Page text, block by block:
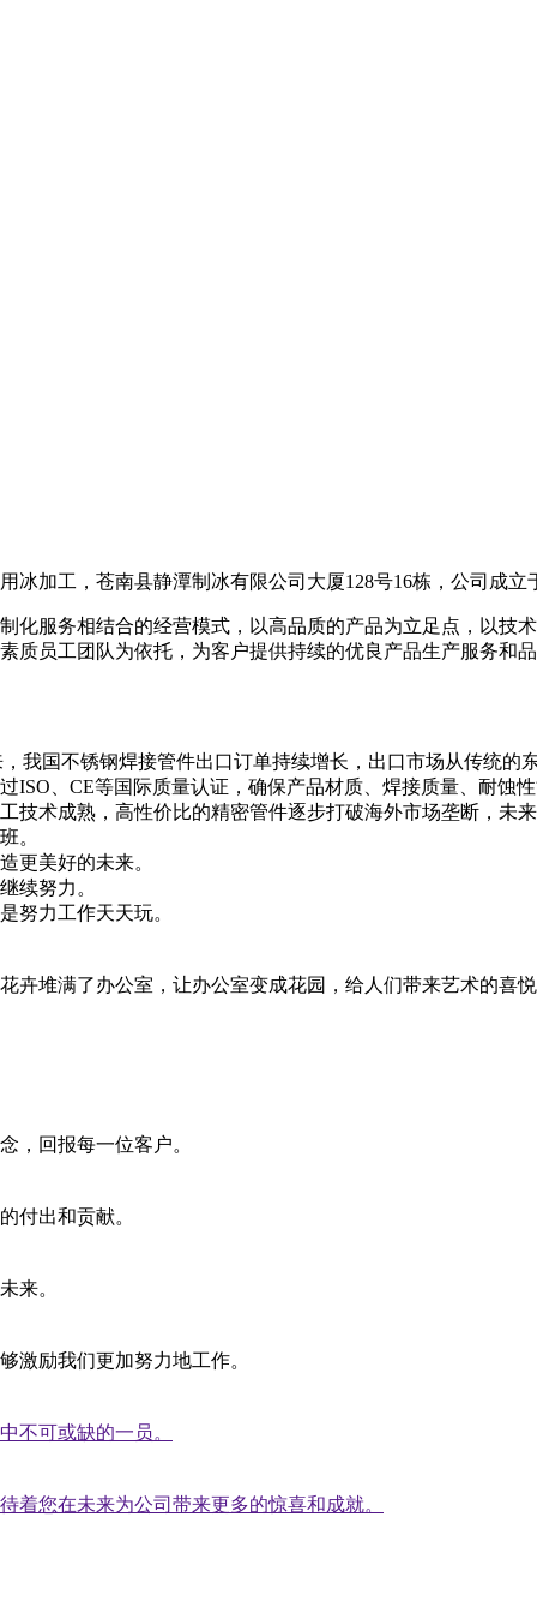
加工，苍南县静潭制冰有限公司大厦128号16栋，公司成立
化服务相结合的经营模式，以高品质的产品为立足点，以技
质员工团队为依托，为客户提供持续的优良产品生产服务和
我国不锈钢焊接管件出口订单持续增长，出口市场从传统
ISO、CE等国际质量认证，确保产品材质、焊接质量、耐蚀
技术成熟，高性价比的精密管件逐步打破海外市场垄断，未
。
更美好的未来。
续努力。
努力工作天天玩。
卉堆满了办公室，让办公室变成花园，给人们带来艺术的喜
，回报每一位客户。
付出和贡献。
来。
激励我们更加努力地工作。
不可或缺的一员。
着您在未来为公司带来更多的惊喜和成就。